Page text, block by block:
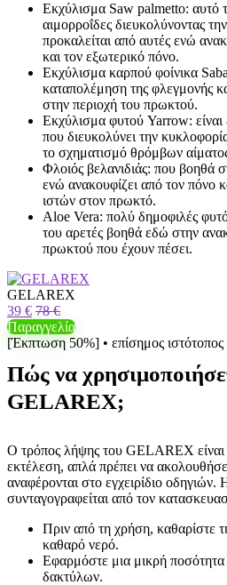
Εκχύλισμα Saw palmetto: αυτό
αιμορροΐδες διευκολύνοντας
προκαλείται από αυτές ενώ
και τον εξωτερικό πόνο.
Εκχύλισμα καρπού φοίνικα
καταπολέμηση της φλεγμονής
στην περιοχή του πρωκτού.
Εκχύλισμα φυτού Yarrow: είναι
που διευκολύνει την
το σχηματισμό θρόμβων
Φλοιός βελανιδιάς: που βοηθά
ενώ ανακουφίζει από τον πόνο
ιστών στον πρωκτό.
Aloe Vera: πολύ δημοφιλές φυτό
του αρετές βοηθά εδώ στην
πρωκτού που έχουν πέσει.
GELAREX
39 € 78 €
Παραγγελία
[Έκπτωση 50%] • επίσημος ιστότοπος
Πώς να
GELAREX;
Ο τρόπος λήψης του GELAREX είναι
εκτέλεση, απλά πρέπει να
αναφέρονται στο εγχειρίδιο
συνταγογραφείται από τον
Πριν από τη χρήση, καθαρίστε
καθαρό νερό.
Εφαρμόστε μια μικρή
δακτύλων.